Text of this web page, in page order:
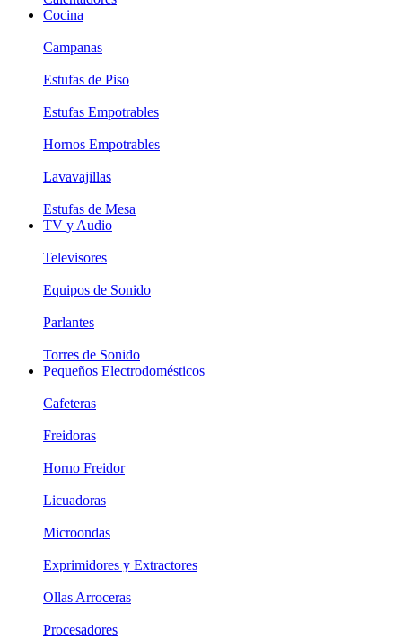
Cocina
Campanas
Estufas de Piso
Estufas Empotrables
Hornos Empotrables
Lavavajillas
Estufas de Mesa
TV y Audio
Televisores
Equipos de Sonido
Parlantes
Torres de Sonido
Pequeños Electrodomésticos
Cafeteras
Freidoras
Horno Freidor
Licuadoras
Microondas
Exprimidores y Extractores
Ollas Arroceras
Procesadores